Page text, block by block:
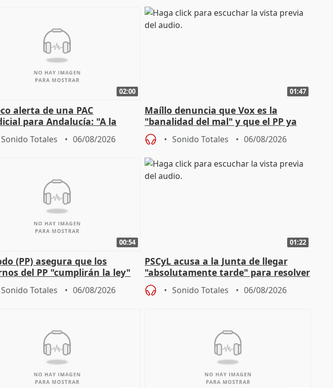
02:00
alerta de una PAC
para Andalucía: "A la
hay que protegerla"
Sonido Totales 06/08/2026
01:47
Maíllo denuncia que Vox es la
"banalidad del mal" y que el PP ya
asume todas sus tesis
Sonido Totales 06/08/2026
00:54
(PP) asegura que los
del PP "cumplirán la ley"
menores migrantes
Sonido Totales 06/08/2026
01:22
PSCyL acusa a la Junta de llegar
"absolutamente tarde" para resolver
problemas como Newcastle
Sonido Totales 06/08/2026